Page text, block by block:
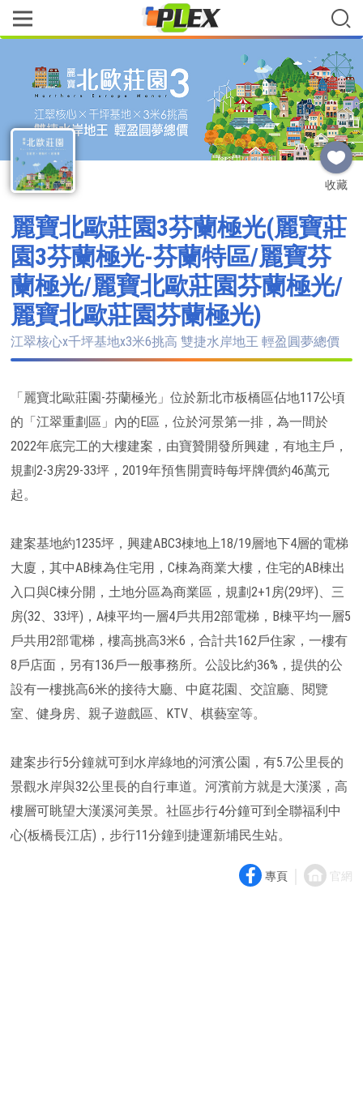
收藏
麗寶北歐莊園3芬蘭極光(麗寶莊
園3芬蘭極光-芬蘭特區/麗寶芬
蘭極光/麗寶北歐莊園芬蘭極光/
麗寶北歐莊園芬蘭極光)
江翠核心x千坪基地x3米6挑高 雙捷水岸地王 輕盈圓夢總價
「麗寶北歐莊園-芬蘭極光」位於新北市板橋區佔地117公頃
的「江翠重劃區」內的E區，位於河景第一排，為一間於
2022年底完工的大樓建案，由寶贊開發所興建，有地主戶，
規劃2-3房29-33坪，2019年預售開賣時每坪牌價約46萬元
起。
建案基地約1235坪，興建ABC3棟地上18/19層地下4層的電梯
大廈，其中AB棟為住宅用，C棟為商業大樓，住宅的AB棟出
入口與C棟分開，土地分區為商業區，規劃2+1房(29坪)、三
房(32、33坪)，A棟平均一層4戶共用2部電梯，B棟平均一層5
戶共用2部電梯，樓高挑高3米6，合計共162戶住家，一樓有
8戶店面，另有136戶一般事務所。公設比約36%，提供的公
設有一樓挑高6米的接待大廳、中庭花園、交誼廳、閱覽
室、健身房、親子遊戲區、KTV、棋藝室等。
建案步行5分鐘就可到水岸綠地的河濱公園，有5.7公里長的
景觀水岸與32公里長的自行車道。河濱前方就是大漢溪，高
樓層可眺望大漢溪河美景。社區步行4分鐘可到全聯福利中
心(板橋長江店)，步行11分鐘到捷運新埔民生站。
專頁｜ 官網